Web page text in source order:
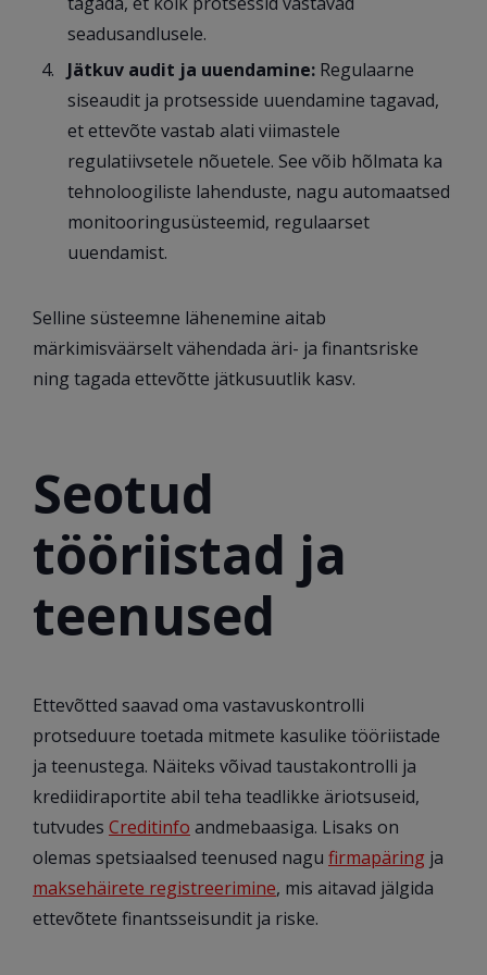
seadusandlusele.
Jätkuv audit ja uuendamine: Regulaarne
siseaudit ja protsesside uuendamine tagavad,
et ettevõte vastab alati viimastele
regulatiivsetele nõuetele. See võib hõlmata ka
tehnoloogiliste lahenduste, nagu automaatsed
monitooringusüsteemid, regulaarset
uuendamist.
Selline süsteemne lähenemine aitab
märkimisväärselt vähendada äri- ja finantsriske
ning tagada ettevõtte jätkusuutlik kasv.
Seotud
tööriistad ja
teenused
Ettevõtted saavad oma vastavuskontrolli
protseduure toetada mitmete kasulike tööriistade
ja teenustega. Näiteks võivad taustakontrolli ja
krediidiraportite abil teha teadlikke äriotsuseid,
tutvudes Creditinfo andmebaasiga. Lisaks on
olemas spetsiaalsed teenused nagu firmapäring ja
maksehäirete registreerimine, mis aitavad jälgida
ettevõtete finantsseisundit ja riske.